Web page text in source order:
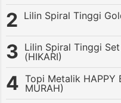
Lilin Spiral Tinggi
Lilin Spiral Tinggi
(HIKARI)
Topi Metalik HAPPY
MURAH)